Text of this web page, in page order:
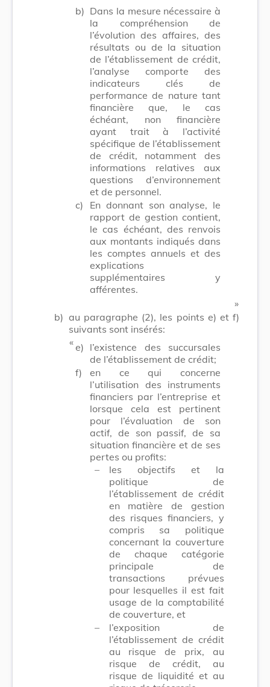
b) Dans la mesure nécessaire à
la compréhension de
l’évolution des affaires, des
résultats ou de la situation
de l’établissement de crédit,
l’analyse comporte des
indicateurs clés de
performance de nature tant
financière que, le cas
échéant, non financière
ayant trait à l’activité
spécifique de l’établissement
de crédit, notamment des
informations relatives aux
questions d’environnement
et de personnel.
c)
En donnant son analyse, le
rapport de gestion contient,
le cas échéant, des renvois
aux montants indiqués dans
les comptes annuels et des
explications
supplémentaires y
afférentes.
​ »
b) au paragraphe (2), les points e) et f)
suivants sont insérés:
​ «e) l’existence des succursales
de l’établissement de crédit;
f)
en ce qui concerne
l’utilisation des instruments
financiers par l’entreprise et
lorsque cela est pertinent
pour l’évaluation de son
actif, de son passif, de sa
situation financière et de ses
pertes ou profits:
–
les objectifs et la
politique de
l’établissement de crédit
en matière de gestion
des risques financiers, y
compris sa politique
concernant la couverture
de chaque catégorie
principale de
transactions prévues
pour lesquelles il est fait
usage de la comptabilité
de couverture, et
–
l’exposition de
l’établissement de crédit
au risque de prix, au
risque de crédit, au
risque de liquidité et au